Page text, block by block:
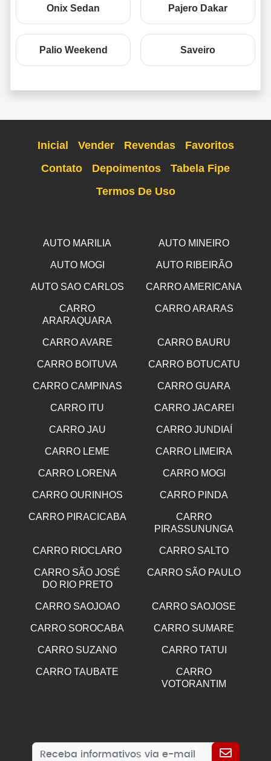
Onix Sedan Pajero Dakar
Palio Weekend Saveiro
Inicial Vender Revendas
Favoritos
Contato
Depoimentos
Tabela Fipe
Termos De Uso
AUTO MARILIA AUTO MINEIRO
AUTO MOGI AUTO RIBEIRÃO
AUTO SAO CARLOS CARRO AMERICANA
CARRO
ARARAQUARA
CARRO ARARAS
CARRO AVARE CARRO BAURU
CARRO BOITUVA CARRO BOTUCATU
CARRO CAMPINAS CARRO GUARA
CARRO ITU CARRO JACAREI
CARRO JAU CARRO JUNDIAÍ
CARRO LEME CARRO LIMEIRA
CARRO LORENA CARRO MOGI
CARRO OURINHOS CARRO PINDA
CARRO PIRACICABA
CARRO
PIRASSUNUNGA
CARRO RIOCLARO CARRO SALTO
CARRO SÃO JOSÉ
DO RIO PRETO
CARRO SÃO PAULO
CARRO SAOJOAO CARRO SAOJOSE
CARRO SOROCABA CARRO SUMARE
CARRO SUZANO CARRO TATUI
CARRO TAUBATE
CARRO
VOTORANTIM